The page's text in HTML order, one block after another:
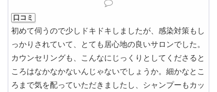
口コミ
初めて伺うので少しドキドキしましたが、感染対策もし
っかりされていて、とても居心地の良いサロンでした。
カウンセリングも、こんなにじっくりとしてくださると
ころはなかなかないんじゃないでしょうか。細かなとこ
ろまで気を配っていただきましたし、シャンプーもカッ